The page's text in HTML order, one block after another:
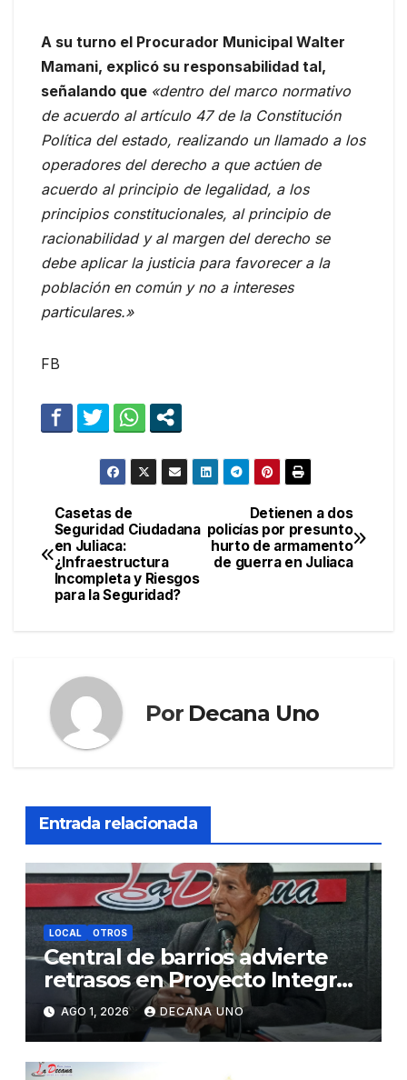
A su turno el Procurador Municipal Walter
Mamani, explicó su responsabilidad tal,
señalando que «dentro del marco normativo
de acuerdo al artículo 47 de la Constitución
Política del estado, realizando un llamado a los
operadores del derecho a que actúen de
acuerdo al principio de legalidad, a los
principios constitucionales, al principio de
racionabilidad y al margen del derecho se
debe aplicar la justicia para favorecer a la
población en común y no a intereses
particulares.»
FB
Navegación
de
entradas
Detienen a dos
policías por presunto
hurto de armamento
de guerra en Juliaca
Casetas de
Seguridad Ciudadana
en Juliaca:
¿Infraestructura
Incompleta y Riesgos
para la Seguridad?
Por Decana Uno
Entrada relacionada
LOCAL OTROS
Central de barrios advierte
retrasos en Proyecto Integral
de Agua y Alcantarillado para
Juliaca
AGO 1, 2026 DECANA UNO